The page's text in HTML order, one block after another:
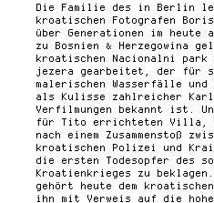
Die Familie des in Berlin
kroatischen Fotografen
über Generationen im heute
zu Bosnien & Herzegowina
kroatischen Nacionalni
jezera gearbeitet, der für
malerischen Wasserfälle und
als Kulisse zahlreicher
Verfilmungen bekannt ist.
für Tito errichteten Villa,
nach einem Zusammenstoß
kroatischen Polizei und
die ersten Todesopfer des
Kroatienkrieges zu beklagen.
gehört heute dem
ihn mit Verweis auf die